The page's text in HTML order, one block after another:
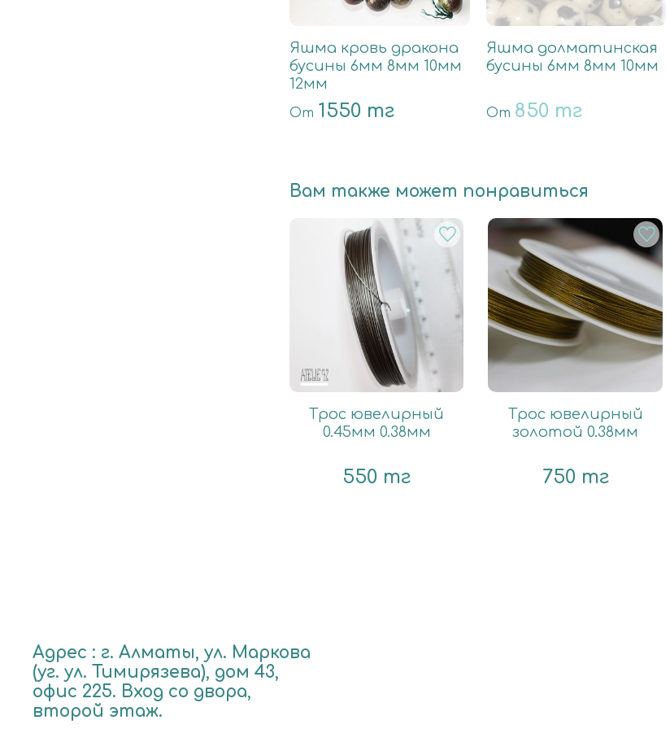
Яшма кровь дракона
бусины 6мм 8мм 10мм
12мм
От 1550 тг
Яшма долматинская
бусины 6мм 8мм 10мм
От 850 тг
Вам также может понравиться
Трос ювелирный
0.45мм 0.38мм
550 тг
Трос ювелирный
золотой 0.38мм
750 тг
Адрес : г. Алматы, ул. Маркова
(уг. ул. Тимирязева), дом 43,
офис 225. Вход со двора,
второй этаж.